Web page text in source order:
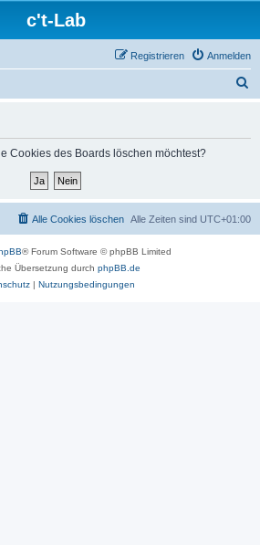
c't-Lab
Anmelden
Registrieren
Cookies des Boards löschen möchtest?
Alle Zeiten sind UTC+01:00
Alle Cookies löschen
® Forum Software © phpBB Limited
Übersetzung durch phpBB.de
| Nutzungsbedingungen